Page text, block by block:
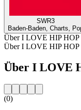
SWR3
Baden-Baden, Charts,
Über I LOVE HIP HOP
Über I LOVE HIP HOP
Über I LOVE
(0)